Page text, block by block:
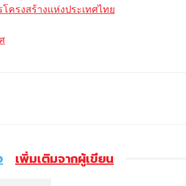
ครงสร้างแห่งประเทศไทย
เพิ่มเติมจากผู้เขียน